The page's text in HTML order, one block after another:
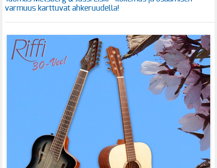
varmuus karttuvat ahkeruudella!